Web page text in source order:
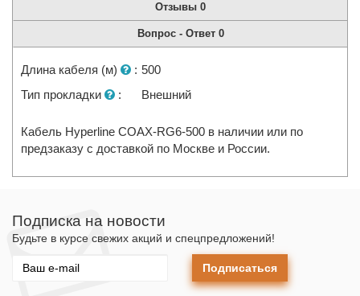
Отзывы 0
Вопрос - Ответ 0
Длина кабеля (м) : 500
Тип прокладки
: Внешний
Кабель Hyperline COAX-RG6-500 в наличии или по
предзаказу с доставкой по Москве и России.
Подписка на новости
Будьте в курсе свежих акций и спецпредложений!
Подписаться